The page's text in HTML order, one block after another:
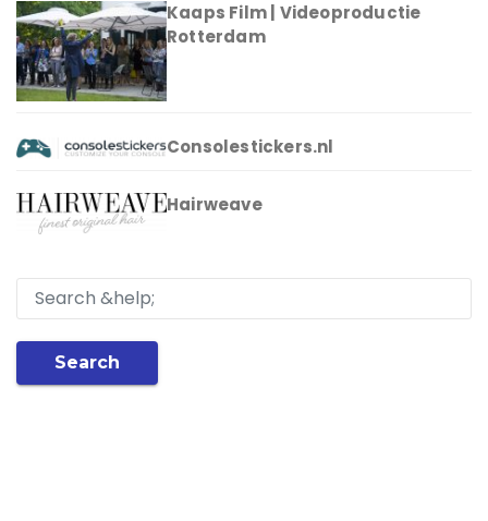
Kaaps Film | Videoproductie
Rotterdam
Consolestickers.nl
Hairweave
Search